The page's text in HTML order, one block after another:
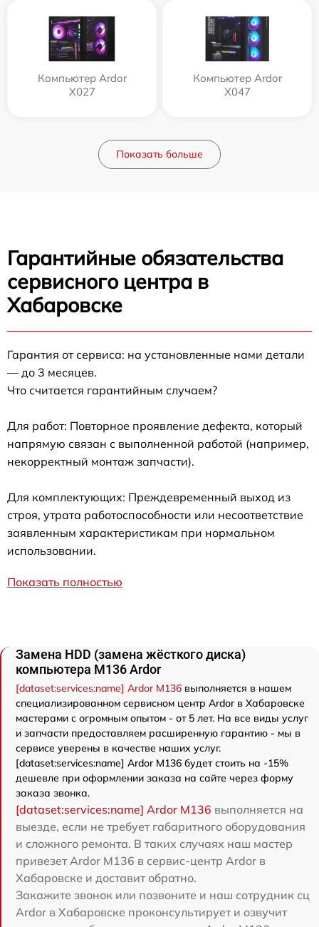
Компьютер Ardor
X027
Компьютер Ardor
X047
Показать больше
Гарантийные обязательства
сервисного центра в
Хабаровске
Гарантия от сервиса: на установленные нами детали
— до 3 месяцев.
Что считается гарантийным случаем?
Для работ: Повторное проявление дефекта, который
напрямую связан с выполненной работой (например,
некорректный монтаж запчасти).
Для комплектующих: Преждевременный выход из
строя, утрата работоспособности или несоответствие
заявленным характеристикам при нормальном
использовании.
Показать полностью
Замена HDD (замена жёсткого диска)
компьютера M136 Ardor
[dataset:services:name] Ardor M136 выполняется в нашем
специализированном сервисном центр Ardor в Хабаровске
мастерами с огромным опытом - от 5 лет. На все виды услуг
и запчасти предоставляем расширенную гарантию - мы в
сервисе уверены в качестве наших услуг.
[dataset:services:name] Ardor M136 будет стоить на -15%
дешевле при оформлении заказа на сайте через форму
заказа звонка.
[dataset:services:name] Ardor M136 выполняется на
выезде, если не требует габаритного оборудования
и сложного ремонта. В таких случаях наш мастер
привезет Ardor M136 в сервис-центр Ardor в
Хабаровске и доставит обратно.
Закажите звонок или позвоните и наш сотрудник сц
Ardor в Хабаровске проконсультирует и озвучит